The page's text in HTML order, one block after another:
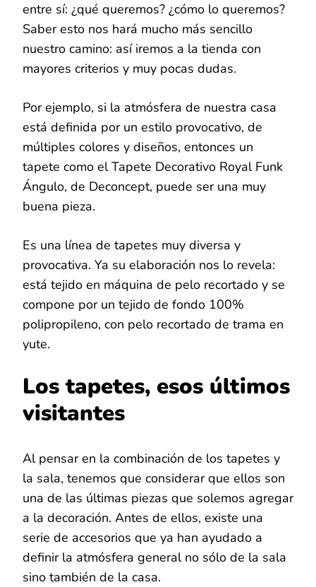
entre sí: ¿qué queremos? ¿cómo lo queremos?
Saber esto nos hará mucho más sencillo
nuestro camino: así iremos a la tienda con
mayores criterios y muy pocas dudas.
Por ejemplo, si la atmósfera de nuestra casa
está definida por un estilo provocativo, de
múltiples colores y diseños, entonces un
tapete como el Tapete Decorativo Royal Funk
Ángulo, de Deconcept, puede ser una muy
buena pieza.
Es una línea de tapetes muy diversa y
provocativa. Ya su elaboración nos lo revela:
está tejido en máquina de pelo recortado y se
compone por un tejido de fondo 100%
polipropileno, con pelo recortado de trama en
yute.
Los tapetes, esos últimos
visitantes
Al pensar en la combinación de los tapetes y
la sala, tenemos que considerar que ellos son
una de las últimas piezas que solemos agregar
a la decoración. Antes de ellos, existe una
serie de accesorios que ya han ayudado a
definir la atmósfera general no sólo de la sala
sino también de la casa.